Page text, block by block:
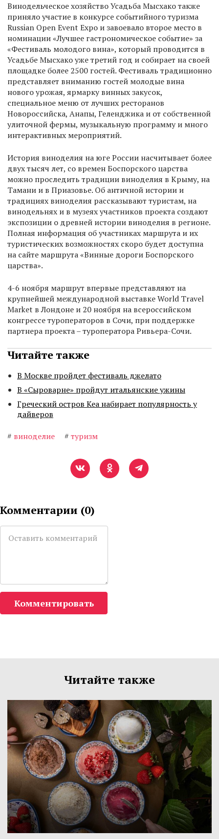
Винодельческое хозяйство Усадьба Мысхако также
приняло участие в конкурсе событийного туризма
Russian Open Event Expo и завоевало второе место в
номинации «Лучшее гастрономическое событие» за
«Фестиваль молодого вина», который проводится в
Усадьбе Мысхако уже третий год и собирает на своей
площадке более 2500 гостей. Фестиваль традиционно
представляет вниманию гостей молодые вина
нового урожая, ярмарку винных закусок,
специальное меню от лучших ресторанов
Новороссийска, Анапы, Геленджика и от собственной
улиточной фермы, музыкальную программу и много
интерактивных мероприятий.
История виноделия на юге России насчитывает более
двух тысяч лет, со времен Боспорского царства
можно проследить традиции виноделия в Крыму, на
Тамани и в Приазовье. Об античной истории и
традициях виноделия рассказывают туристам, на
винодельнях и в музеях участников проекта создают
экспозиции о древней истории виноделия в регионе.
Полная информация об участниках маршрута и их
туристических возможностях скоро будет доступна
на сайте маршрута «Винные дороги Боспорского
царства».
4-6 ноября маршрут впервые представляют на
крупнейшей международной выставке World Travel
Market в Лондоне и 20 ноября на всероссийском
конгрессе туроператоров в Сочи, при поддержке
партнера проекта – туроператора Ривьера-Сочи.
Читайте также
В Москве пройдет фестиваль джелато
В «Сыроварне» пройдут итальянские ужины
Греческий остров Кеа набирает популярность у
дайверов
# виноделие # туризм
Комментарии (0)
Комментировать
Читайте также